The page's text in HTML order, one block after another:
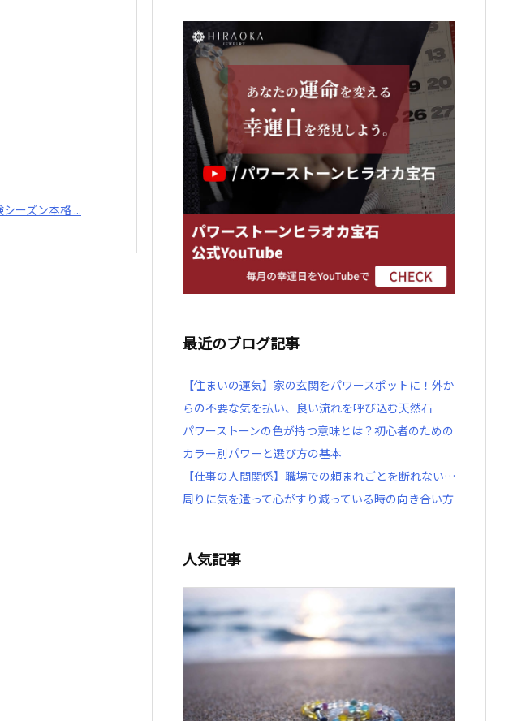
シーズン本格 ...
最近のブログ記事
【住まいの運気】家の玄関をパワースポットに！外か
らの不要な気を払い、良い流れを呼び込む天然石
パワーストーンの色が持つ意味とは？初心者のための
カラー別パワーと選び方の基本
【仕事の人間関係】職場での頼まれごとを断れない…
周りに気を遣って心がすり減っている時の向き合い方
人気記事